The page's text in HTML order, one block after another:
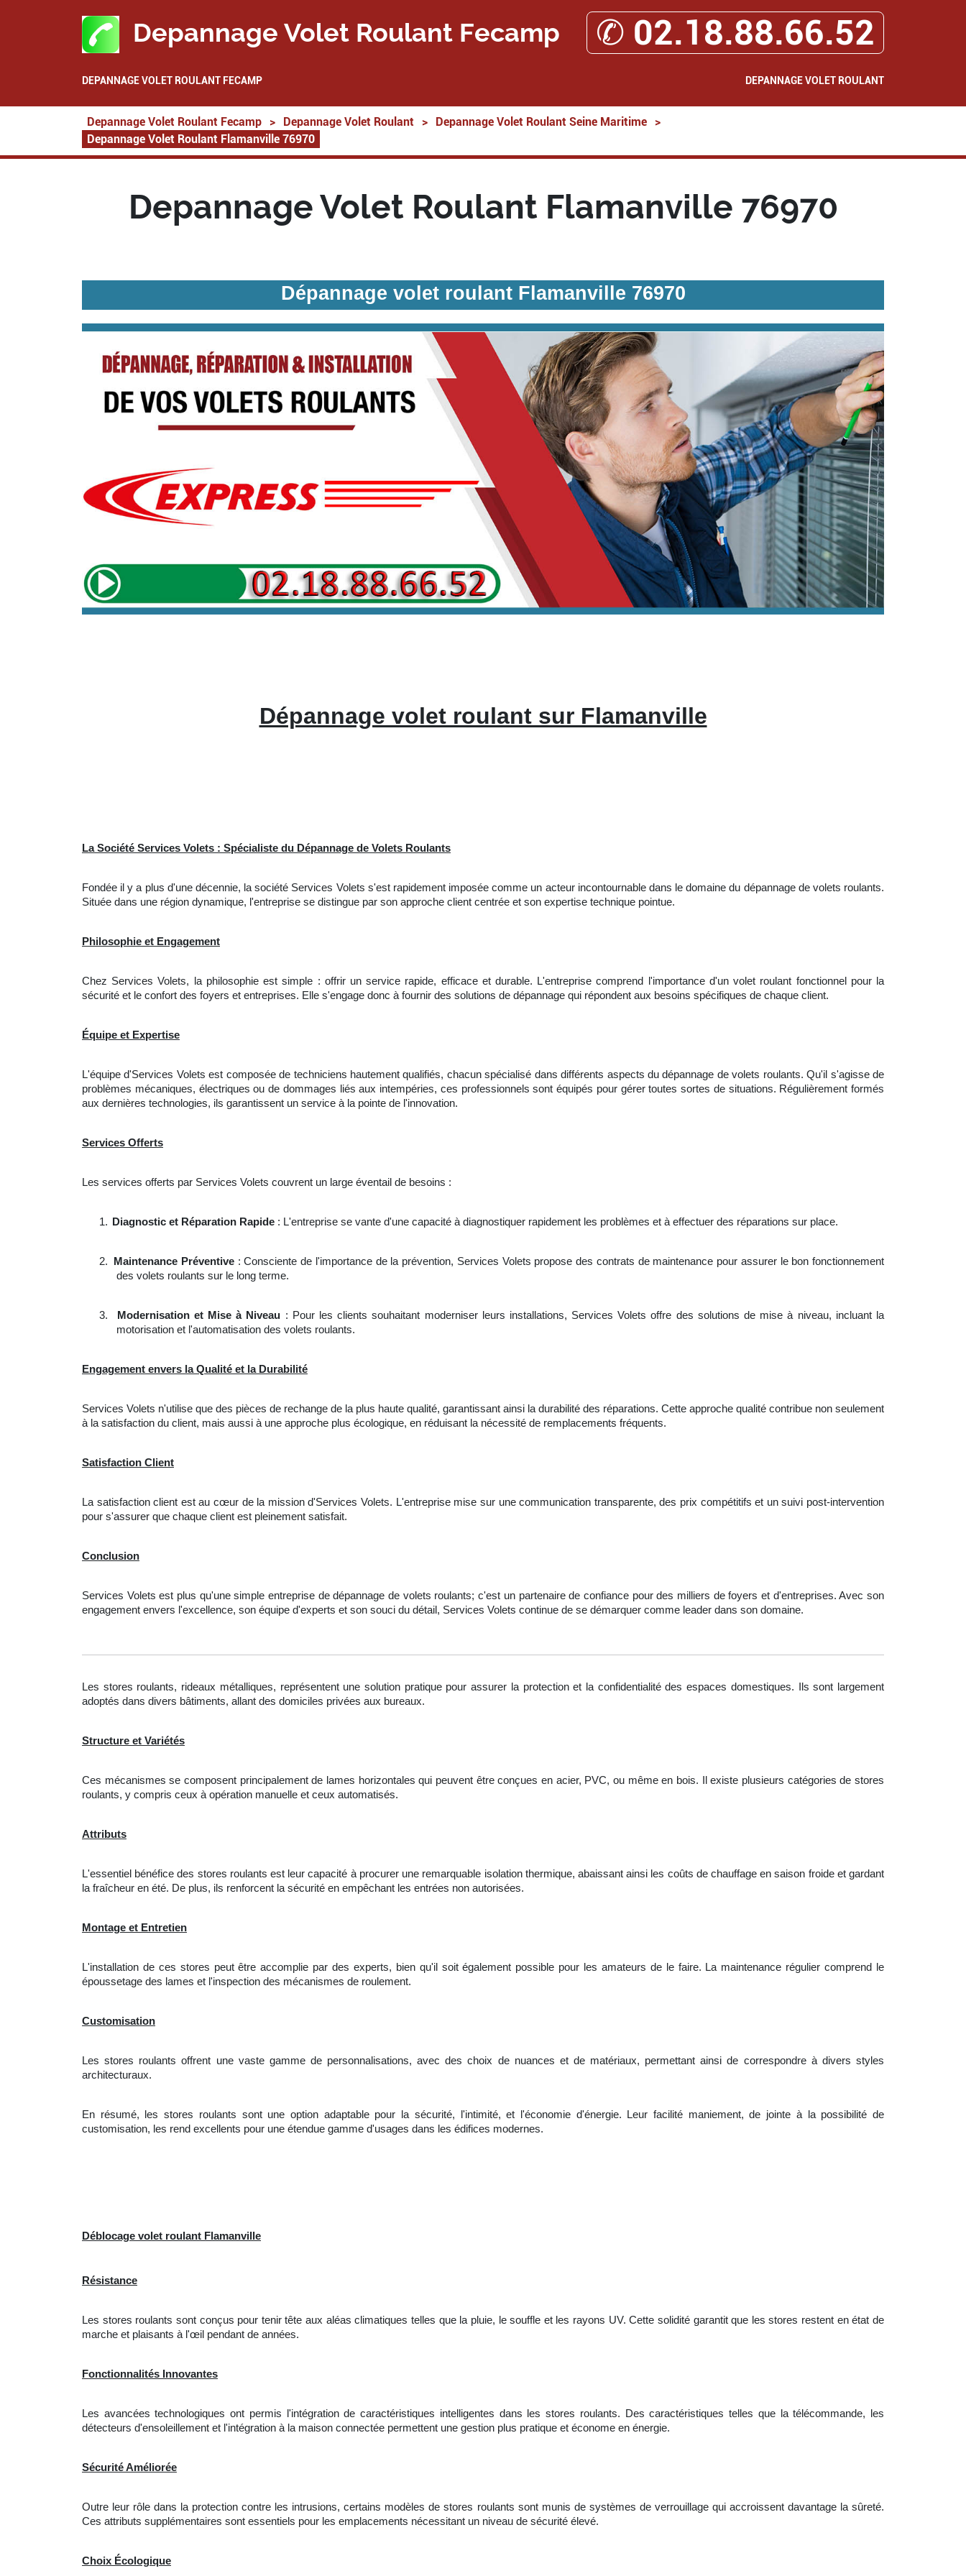
Depannage Volet Roulant Fecamp ✆ 02.18.88.66.52
DEPANNAGE VOLET ROULANT FECAMP DEPANNAGE VOLET ROULANT
Depannage Volet Roulant Fecamp > Depannage Volet Roulant > Depannage Volet Roulant Seine Maritime
>
Depannage Volet Roulant Flamanville 76970
Depannage Volet Roulant Flamanville 76970
Dépannage volet roulant Flamanville 76970
Dépannage volet roulant sur Flamanville
La Société Services Volets : Spécialiste du Dépannage de Volets Roulants
Fondée il y a plus d'une décennie, la société Services Volets s'est rapidement imposée comme un acteur incontournable dans le domaine du dépannage de volets roulants.
Située dans une région dynamique, l'entreprise se distingue par son approche client centrée et son expertise technique pointue.
Philosophie et Engagement
Chez Services Volets, la philosophie est simple : offrir un service rapide, efficace et durable. L'entreprise comprend l'importance d'un volet roulant fonctionnel pour la
sécurité et le confort des foyers et entreprises. Elle s'engage donc à fournir des solutions de dépannage qui répondent aux besoins spécifiques de chaque client.
Équipe et Expertise
L'équipe d'Services Volets est composée de techniciens hautement qualifiés, chacun spécialisé dans différents aspects du dépannage de volets roulants. Qu'il s'agisse de
problèmes mécaniques, électriques ou de dommages liés aux intempéries, ces professionnels sont équipés pour gérer toutes sortes de situations. Régulièrement formés
aux dernières technologies, ils garantissent un service à la pointe de l'innovation.
Services Offerts
Les services offerts par Services Volets couvrent un large éventail de besoins :
1. Diagnostic et Réparation Rapide : L'entreprise se vante d'une capacité à diagnostiquer rapidement les problèmes et à effectuer des réparations sur place.
2. Maintenance Préventive: Consciente de l'importance de la prévention, Services Volets propose des contrats de maintenance pour assurer le bon fonctionnement
des volets roulants sur le long terme.
3. Modernisation et Mise à Niveau : Pour les clients souhaitant moderniser leurs installations, Services Volets offre des solutions de mise à niveau, incluant la
motorisation et l'automatisation des volets roulants.
Engagement envers la Qualité et la Durabilité
Services Volets n'utilise que des pièces de rechange de la plus haute qualité, garantissant ainsi la durabilité des réparations. Cette approche qualité contribue non seulement
à la satisfaction du client, mais aussi à une approche plus écologique, en réduisant la nécessité de remplacements fréquents.
Satisfaction Client
La satisfaction client est au cœur de la mission d'Services Volets. L'entreprise mise sur une communication transparente, des prix compétitifs et un suivi post-intervention
pour s'assurer que chaque client est pleinement satisfait.
Conclusion
Services Volets est plus qu'une simple entreprise de dépannage de volets roulants; c'est un partenaire de confiance pour des milliers de foyers et d'entreprises. Avec son
engagement envers l'excellence, son équipe d'experts et son souci du détail, Services Volets continue de se démarquer comme leader dans son domaine.
Les stores roulants, rideaux métalliques, représentent une solution pratique pour assurer la protection et la confidentialité des espaces domestiques. Ils sont largement
adoptés dans divers bâtiments, allant des domiciles privées aux bureaux.
Structure et Variétés
Ces mécanismes se composent principalement de lames horizontales qui peuvent être conçues en acier, PVC, ou même en bois. Il existe plusieurs catégories de stores
roulants, y compris ceux à opération manuelle et ceux automatisés.
Attributs
L'essentiel bénéfice des stores roulants est leur capacité à procurer une remarquable isolation thermique, abaissant ainsi les coûts de chauffage en saison froide et gardant
la fraîcheur en été. De plus, ils renforcent la sécurité en empêchant les entrées non autorisées.
Montage et Entretien
L'installation de ces stores peut être accomplie par des experts, bien qu'il soit également possible pour les amateurs de le faire. La maintenance régulier comprend le
époussetage des lames et l'inspection des mécanismes de roulement.
Customisation
Les stores roulants offrent une vaste gamme de personnalisations, avec des choix de nuances et de matériaux, permettant ainsi de correspondre à divers styles
architecturaux.
En résumé, les stores roulants sont une option adaptable pour la sécurité, l'intimité, et l'économie d'énergie. Leur facilité maniement, de jointe à la possibilité de
customisation, les rend excellents pour une étendue gamme d'usages dans les édifices modernes.
Déblocage volet roulant Flamanville
Résistance
Les stores roulants sont conçus pour tenir tête aux aléas climatiques telles que la pluie, le souffle et les rayons UV. Cette solidité garantit que les stores restent en état de
marche et plaisants à l'œil pendant de années.
Fonctionnalités Innovantes
Les avancées technologiques ont permis l'intégration de caractéristiques intelligentes dans les stores roulants. Des caractéristiques telles que la télécommande, les
détecteurs d'ensoleillement et l'intégration à la maison connectée permettent une gestion plus pratique et économe en énergie.
Sécurité Améliorée
Outre leur rôle dans la protection contre les intrusions, certains modèles de stores roulants sont munis de systèmes de verrouillage qui accroissent davantage la sûreté.
Ces attributs supplémentaires sont essentiels pour les emplacements nécessitant un niveau de sécurité élevé.
Choix Écologique